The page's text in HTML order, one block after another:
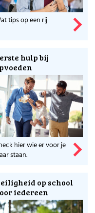
van het
Ouders en
doet.
tips op een rij
hulp bij
hier wie er voor je
staan.
op school
iedereen